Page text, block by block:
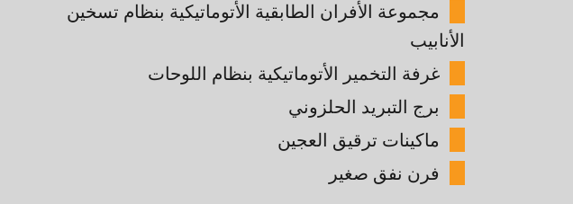
مجموعة الأفران الطابقية الأتوماتيكية بنظام تسخين
الأنابيب
غرفة التخمير الأتوماتيكية بنظام اللوحات
برج التبريد الحلزوني
ماكينات ترقيق العجين
فرن نفق صغير